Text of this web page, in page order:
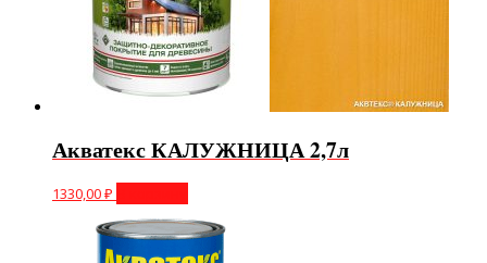
Акватекс КАЛУЖНИЦА 2,7л
1330,00₽